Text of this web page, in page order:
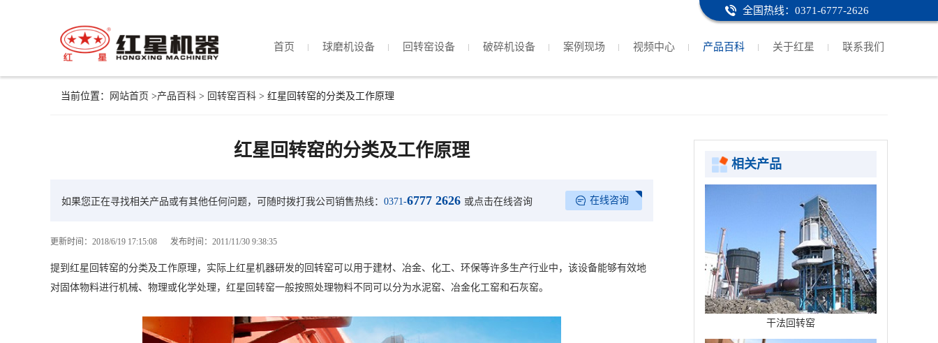
全国热线：0371-6777-2626
首页 球磨机设备 回转窑设备 破碎机设备 案例现场 视频中心 产品百科 关于红星 联系我们
当前位置： 网站首页 >产品百科 > 回转窑百科 > 红星回转窑的分类及工作原理
红星回转窑的分类及工作原理
如果您正在寻找相关产品或有其他任何问题，可随时拨打我公司销售热线： 0371-6777 2626 或点击在线咨询 在线咨询
更新时间：2018/6/19 17:15:08 发布时间：2011/11/30 9:38:35
提到红星回转窑的分类及工作原理，实际上红星机器研发的回转窑可以用于建材、冶金、化工、环保等许多生产行业中，该设备能够有效地
对固体物料进行机械、物理或化学处理，红星回转窑一般按照处理物料不同可以分为水泥窑、冶金化工窑和石灰窑。
相关产品
干法回转窑